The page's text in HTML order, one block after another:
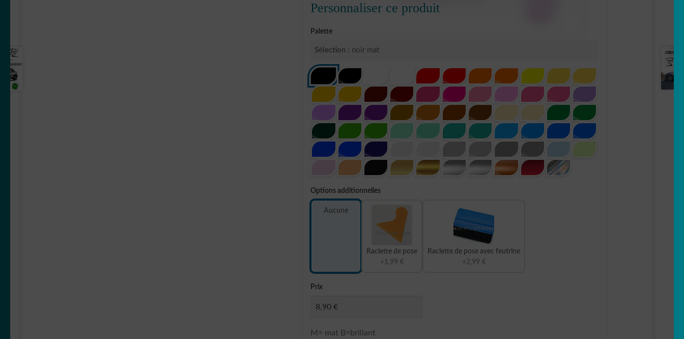
Personnaliser ce produit
Palette
Sélection : noir mat
Options additionnelles
Aucune
Raclette de pose
+1,99 €
Raclette de pose avec feutrine
+2,99 €
Prix
M= mat B=brillant